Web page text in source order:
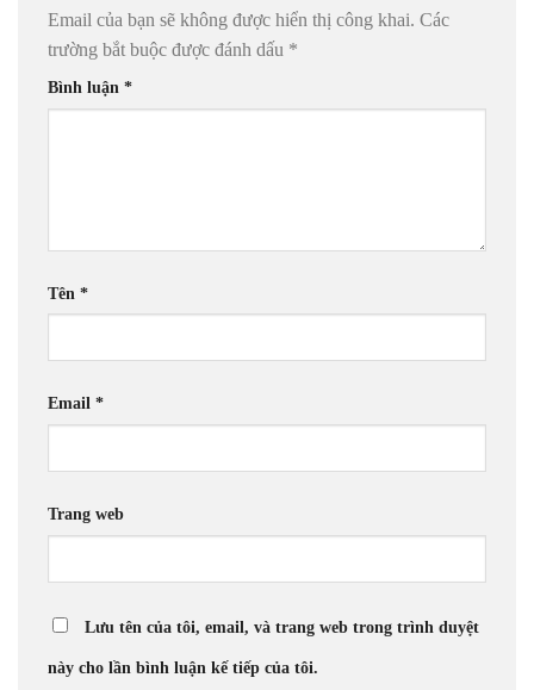
Email của bạn sẽ không được hiển thị công khai. Các
trường bắt buộc được đánh dấu *
Bình luận *
Tên *
Email *
Trang web
Lưu tên của tôi, email, và trang web trong trình duyệt
này cho lần bình luận kế tiếp của tôi.